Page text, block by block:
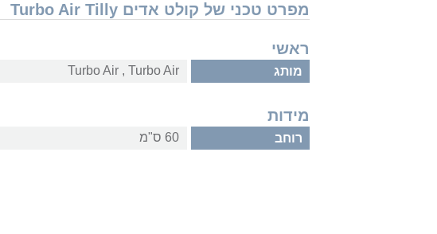
מפרט טכני של קולט אדים Turbo Air Tilly
ראשי
מותג Turbo Air‏ , ‏Turbo Air
מידות
רוחב 60 ס"מ